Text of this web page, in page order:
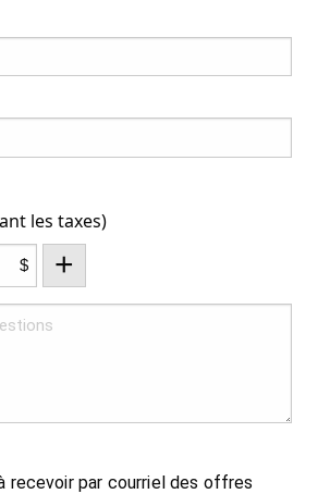
les taxes)
$ +
recevoir par courriel des offres